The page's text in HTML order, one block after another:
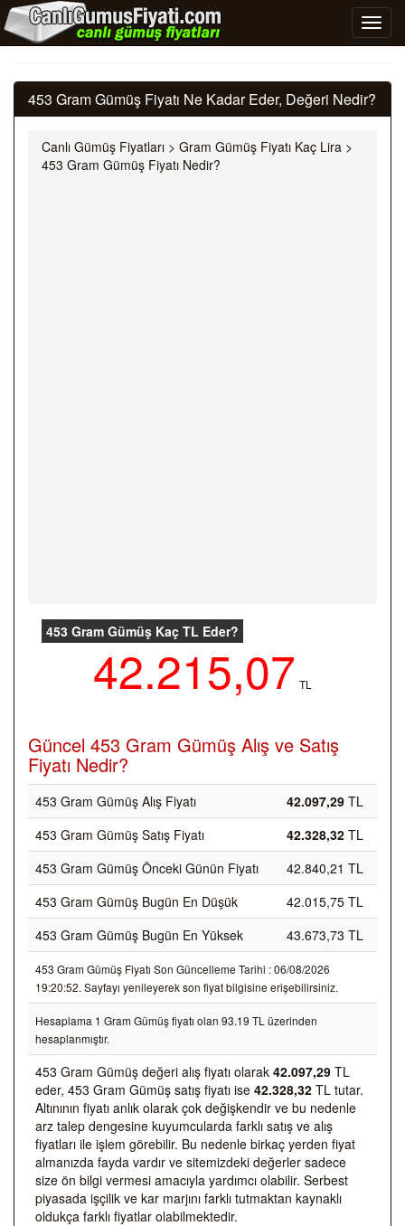
453 Gram Gümüş Fiyatı Ne Kadar Eder, Değeri Nedir?
Canlı Gümüş Fiyatları > Gram Gümüş Fiyatı Kaç Lira >
453 Gram Gümüş Fiyatı Nedir?
453 Gram Gümüş Kaç TL Eder?
42.215,07 TL
Güncel 453 Gram Gümüş Alış ve Satış
Fiyatı Nedir?
453 Gram Gümüş Alış Fiyatı 42.097,29 TL
453 Gram Gümüş Satış Fiyatı
42.328,32 TL
453 Gram Gümüş Önceki Günün Fiyatı
42.840,21 TL
453 Gram Gümüş Bugün En Düşük
42.015,75 TL
453 Gram Gümüş Bugün En Yüksek
43.673,73 TL
453 Gram Gümüş Fiyatı Son Güncelleme Tarihi : 06/08/2026
19:20:52. Sayfayı yenileyerek son fiyat bilgisine erişebilirsiniz.
Hesaplama 1 Gram Gümüş fiyatı olan 93.19 TL üzerinden
hesaplanmıştır.
453 Gram Gümüş değeri alış fiyatı olarak 42.097,29 TL
eder, 453 Gram Gümüş satış fiyatı ise 42.328,32 TL tutar.
Altınının fiyatı anlık olarak çok değişkendir ve bu nedenle
arz talep dengesine kuyumcularda farklı satış ve alış
fiyatları ile işlem görebilir. Bu nedenle birkaç yerden fiyat
almanızda fayda vardır ve sitemizdeki değerler sadece
size ön bilgi vermesi amacıyla yardımcı olabilir. Serbest
piyasada işçilik ve kar marjını farklı tutmaktan kaynaklı
oldukça farklı fiyatlar olabilmektedir.